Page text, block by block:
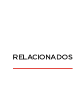
RELACIONADOS